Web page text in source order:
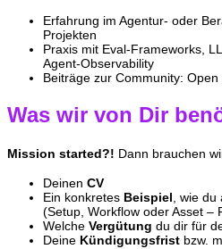
Erfahrung im Agentur- oder
Projekten
Praxis mit Eval-Frameworks,
Agent-Observability
Beiträge zur Community:
Was wir von Dir
Mission started?! Dann brauchen
Deinen CV
Ein konkretes Beispiel , wie
(Setup, Workflow oder Asset –
Welche Vergütung du dir für
Deine Kündigungsfrist bzw.